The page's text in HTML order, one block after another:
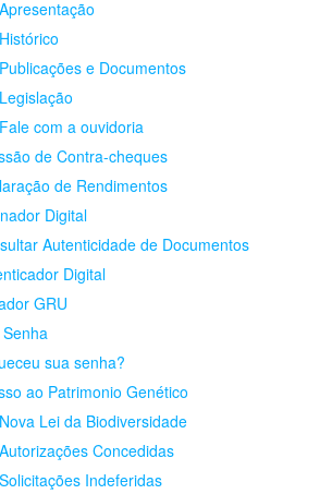
Apresentação
Histórico
Publicações e Documentos
Legislação
Fale com a ouvidoria
de Contra-cheques
de Rendimentos
Digital
Autenticidade de Documentos
Digital
GRU
sua senha?
ao Patrimonio Genético
Nova Lei da Biodiversidade
Autorizações Concedidas
Solicitações Indeferidas